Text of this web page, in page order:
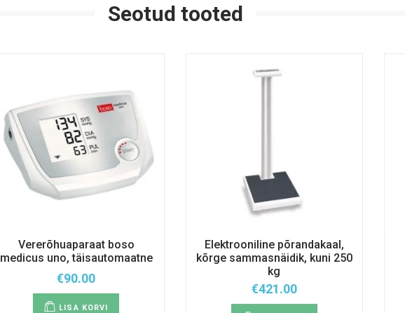
Seotud tooted
Vererõhuaparaat boso
medicus uno, täisautomaatne
€90.00
LISA KORVI
Elektrooniline põrandakaal,
kõrge sammasnäidik, kuni 250
kg
€421.00